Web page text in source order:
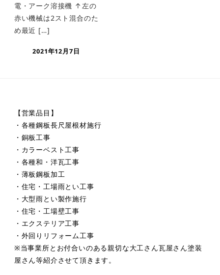
電・アーク溶接機 ↑左の
赤い機械は2スト混合のた
め最近 […]
2021年12月7日
【営業品目】
・各種鋼板長尺屋根材施行
・銅板工事
・カラーベスト工事
・各種和・洋瓦工事
・薄板鋼板加工
・住宅・工場雨とい工事
・大型雨とい製作施行
・住宅・工場壁工事
・エクステリア工事
・外回りリフォーム工事
※当事業所とお付合いのある親切な大工さん瓦屋さん塗装
屋さん等紹介させて頂きます。